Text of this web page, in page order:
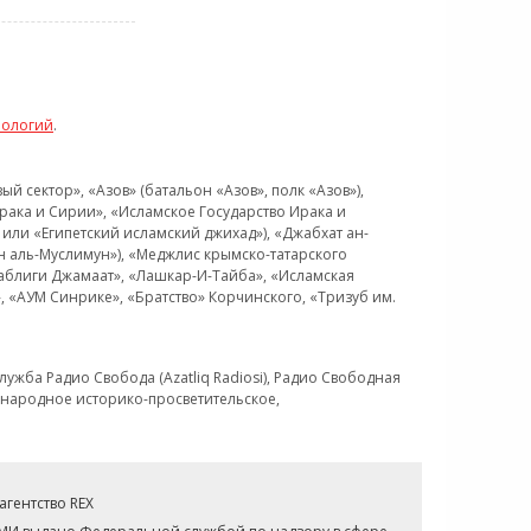
.
«Азов» (батальон «Азов», полк «Азов»),
и Сирии», «Исламское Государство Ирака и
«Египетский исламский джихад»), «Джабхат ан-
Муслимун»), «Меджлис крымско-татарского
Джамаат», «Лашкар-И-Тайба», «Исламская
Синрике», «Братство» Корчинского, «Тризуб им.
Радио Свобода (Azatliq Radiosi), Радио Свободная
историко-просветительское,
REX